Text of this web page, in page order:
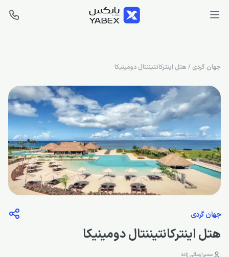
جهان گردی / هتل اینترکانتیننتال دومینیکا
جهان گردی
هتل اینترکانتیننتال دومینیکا
سمیرا رسائی زاده